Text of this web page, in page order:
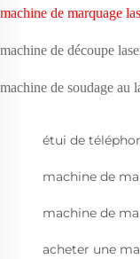
machine de marquage
machine de découpe
machine de soudage au
étui de
machine de
machine de
acheter une